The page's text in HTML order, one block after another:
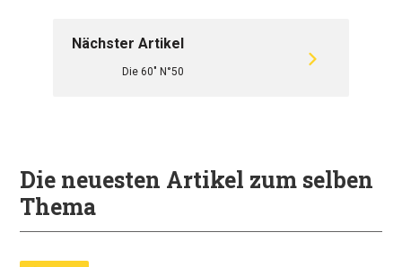
Nächster Artikel
Die 60" N°50
Die neuesten Artikel zum selben
Thema